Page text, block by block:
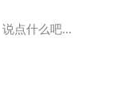
说点什么吧...